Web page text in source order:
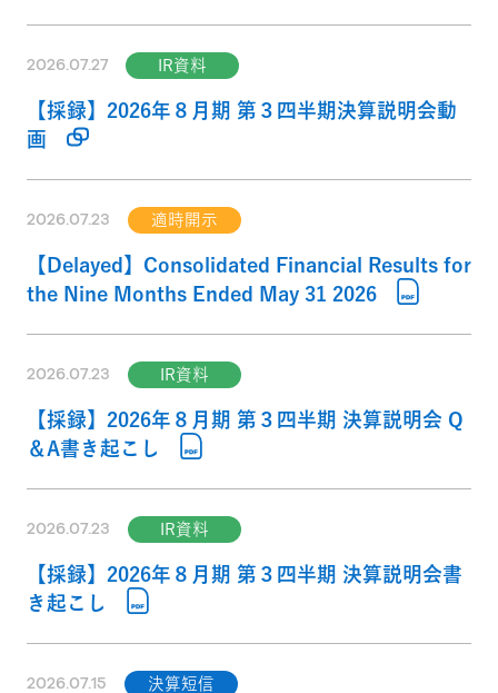
2026.07.27 IR資料
【採録】2026年８月期 第３四半期決算説明会動
画
2026.07.23 適時開示
【Delayed】Consolidated Financial Results for
the Nine Months Ended May 31 2026
2026.07.23 IR資料
【採録】2026年８月期 第３四半期 決算説明会 Q
＆A書き起こし
2026.07.23 IR資料
【採録】2026年８月期 第３四半期 決算説明会書
き起こし
2026.07.15 決算短信